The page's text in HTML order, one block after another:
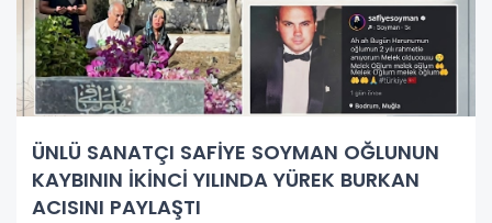
ÜNLÜ SANATÇI SAFİYE SOYMAN OĞLUNUN
KAYBININ İKİNCİ YILINDA YÜREK BURKAN
ACISINI PAYLAŞTI